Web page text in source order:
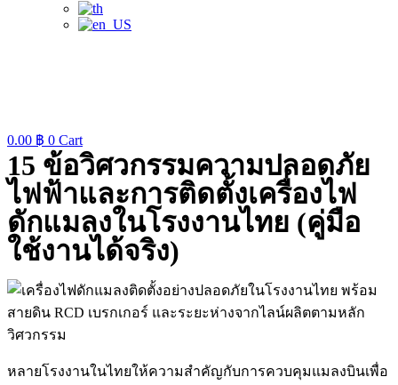
0.00 ฿ 0 Cart
15 ข้อวิศวกรรมความปลอดภัย
ไฟฟ้าและการติดตั้งเครื่องไฟ
ดักแมลงในโรงงานไทย (คู่มือ
ใช้งานได้จริง)
หลายโรงงานในไทยให้ความสำคัญกับการควบคุมแมลงบินเพื่อ